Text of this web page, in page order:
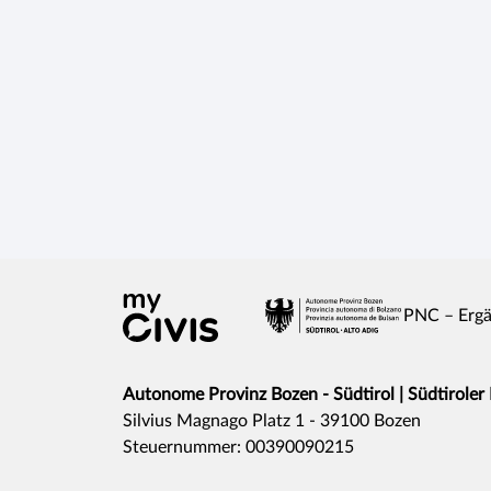
PNC –
Autonome Provinz Bozen - Südtirol | Südtiroler
Silvius Magnago Platz 1 - 39100 Bozen
Steuernummer: 00390090215